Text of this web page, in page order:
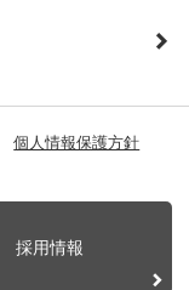
個人情報保護方針
採用情報